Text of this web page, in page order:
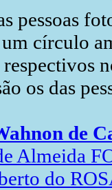
pessoas
círculo
os das
de
Almeida
do